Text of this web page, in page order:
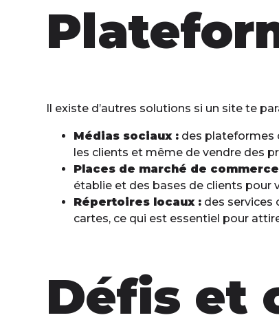
Il existe d’autres solutions si un site te
Médias sociaux : des plateformes
les clients et même de vendre des
Places de marché de
établie et des bases de clients pour
Répertoires locaux : des services
cartes, ce qui est essentiel pour
Défis et